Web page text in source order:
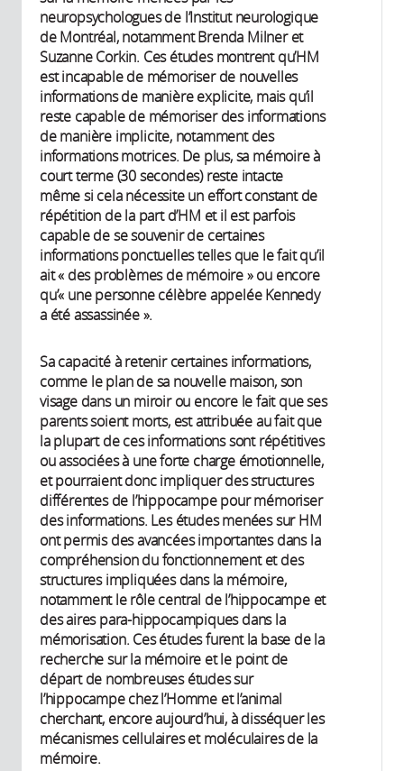
neuropsychologues de l’Institut neurologique
de Montréal, notamment Brenda Milner et
Suzanne Corkin. Ces études montrent qu’HM
est incapable de mémoriser de nouvelles
informations de manière explicite, mais qu’il
reste capable de mémoriser des informations
de manière implicite, notamment des
informations motrices. De plus, sa mémoire à
court terme (30 secondes) reste intacte
même si cela nécessite un effort constant de
répétition de la part d’HM et il est parfois
capable de se souvenir de certaines
informations ponctuelles telles que le fait qu’il
ait « des problèmes de mémoire » ou encore
qu’« une personne célèbre appelée Kennedy
a été assassinée ».
Sa capacité à retenir certaines informations,
comme le plan de sa nouvelle maison, son
visage dans un miroir ou encore le fait que ses
parents soient morts, est attribuée au fait que
la plupart de ces informations sont répétitives
ou associées à une forte charge émotionnelle,
et pourraient donc impliquer des structures
différentes de l’hippocampe pour mémoriser
des informations. Les études menées sur HM
ont permis des avancées importantes dans la
compréhension du fonctionnement et des
structures impliquées dans la mémoire,
notamment le rôle central de l’hippocampe et
des aires para-hippocampiques dans la
mémorisation. Ces études furent la base de la
recherche sur la mémoire et le point de
départ de nombreuses études sur
l’hippocampe chez l’Homme et l’animal
cherchant, encore aujourd’hui, à disséquer les
mécanismes cellulaires et moléculaires de la
mémoire.